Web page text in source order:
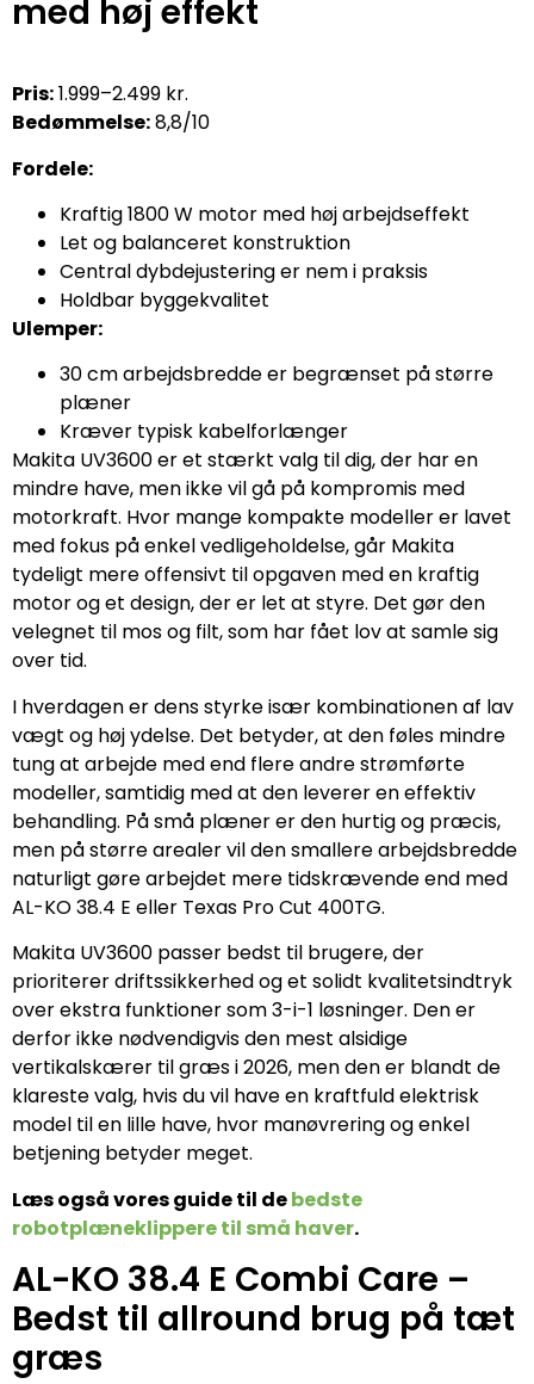
med høj effekt
Pris:1.999–2.499 kr.
Bedømmelse:8,8/10
Fordele:
Kraftig 1800 W motor med høj arbejdseffekt
Let og balanceret konstruktion
Central dybdejustering er nem i praksis
Holdbar byggekvalitet
Ulemper:
30 cm arbejdsbredde er begrænset på større
plæner
Kræver typisk kabelforlænger
Makita UV3600 er et stærkt valg til dig, der har en
mindre have, men ikke vil gå på kompromis med
motorkraft. Hvor mange kompakte modeller er lavet
med fokus på enkel vedligeholdelse, går Makita
tydeligt mere offensivt til opgaven med en kraftig
motor og et design, der er let at styre. Det gør den
velegnet til mos og filt, som har fået lov at samle sig
over tid.
I hverdagen er dens styrke især kombinationen af lav
vægt og høj ydelse. Det betyder, at den føles mindre
tung at arbejde med end flere andre strømførte
modeller, samtidig med at den leverer en effektiv
behandling. På små plæner er den hurtig og præcis,
men på større arealer vil den smallere arbejdsbredde
naturligt gøre arbejdet mere tidskrævende end med
AL-KO 38.4 E eller Texas Pro Cut 400TG.
Makita UV3600 passer bedst til brugere, der
prioriterer driftssikkerhed og et solidt kvalitetsindtryk
over ekstra funktioner som 3-i-1 løsninger. Den er
derfor ikke nødvendigvis den mest alsidige
vertikalskærer til græs i 2026, men den er blandt de
klareste valg, hvis du vil have en kraftfuld elektrisk
model til en lille have, hvor manøvrering og enkel
betjening betyder meget.
Læs også vores guide til debedste
robotplæneklippere til små haver.
AL-KO 38.4 E Combi Care –
Bedst til allround brug på tæt
græs